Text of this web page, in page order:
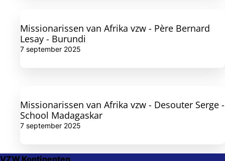
Missionarissen van Afrika vzw - Père Bernard
Lesay - Burundi
7 september 2025
Missionarissen van Afrika vzw - Desouter Serge -
School Madagaskar
7 september 2025